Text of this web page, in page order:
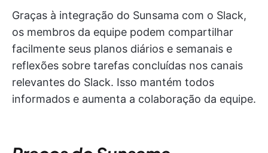
Graças à integração do Sunsama com o Slack,
os membros da equipe podem compartilhar
facilmente seus planos diários e semanais e
reflexões sobre tarefas concluídas nos canais
relevantes do Slack. Isso mantém todos
informados e aumenta a colaboração da equipe.